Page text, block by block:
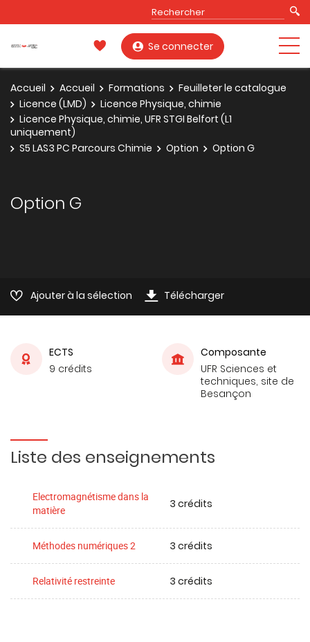
Se connecter
Accueil Accueil Formations
Feuilleter le catalogue
Licence (LMD)
Licence Physique, chimie
Licence Physique, chimie, UFR STGI Belfort (L1
uniquement)
S5 LAS3 PC Parcours Chimie
Option Option G
Option G
Ajouter à la sélection Télécharger
ECTS
9 crédits
Composante
UFR Sciences et
techniques, site de
Besançon
Liste des enseignements
Electromagnétisme dans la
matière
3 crédits
Méthodes numériques 2 3 crédits
Relativité restreinte 3 crédits